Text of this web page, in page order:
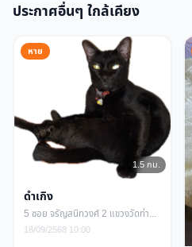
ประกาศอื่นๆ ใกล้เคียง
หาย
1.5 กม.
ดำเกิง
5 ซอย จรัญสนิทวงศ์ 2 แขวงวัดท่าพระ เขตบางกอกใหญ่ กรุงเทพมหานคร
18/09/2568 10:00